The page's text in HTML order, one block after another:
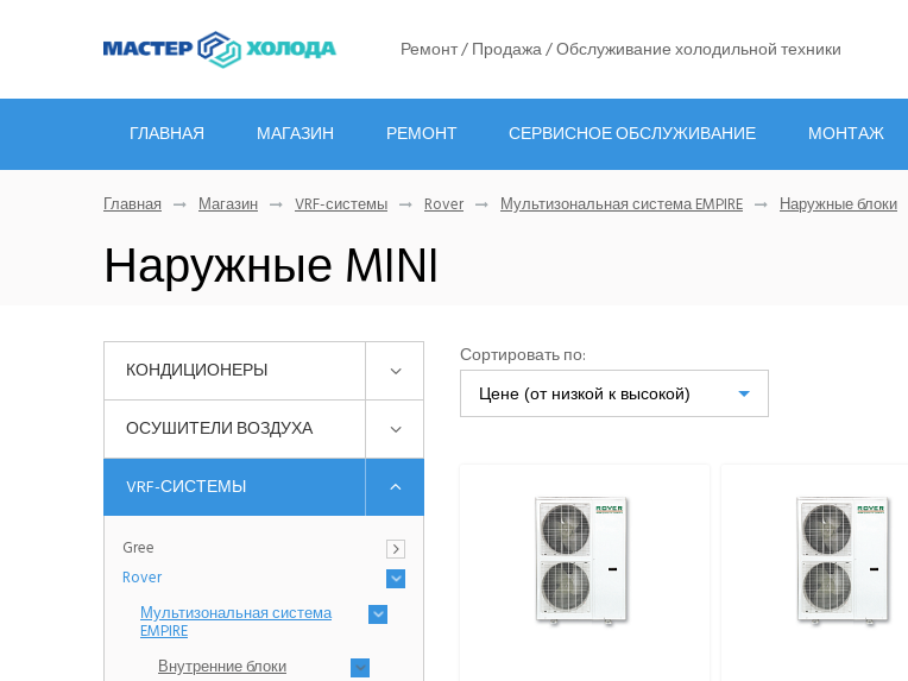
Ремонт / Продажа / Обслуживание холодильной техники
ГЛАВНАЯ МАГАЗИН РЕМОНТ СЕРВИСНОЕ ОБСЛУЖИВАНИЕ МОНТАЖ
Главная Магазин VRF-системы Rover Мультизональная система EMPIRE Наружные блоки
Наружные MINI
КОНДИЦИОНЕРЫ
ОСУШИТЕЛИ ВОЗДУХА
VRF-СИСТЕМЫ
Gree
Rover
Мультизональная система
EMPIRE
Внутренние блоки
Сортировать по:
Цене (от низкой к высокой)